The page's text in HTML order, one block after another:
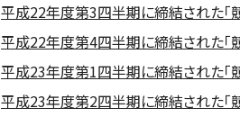
平成22年度第3四半期に締結された
平成22年度第4四半期に締結された
平成23年度第1四半期に締結された
平成23年度第2四半期に締結された